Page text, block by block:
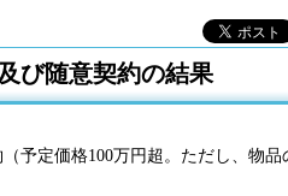
び随意契約の結果
予定価格100万円超。ただし、物品